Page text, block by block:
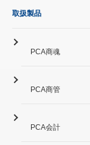
取扱製品
PCA商魂
PCA商管
PCA会計